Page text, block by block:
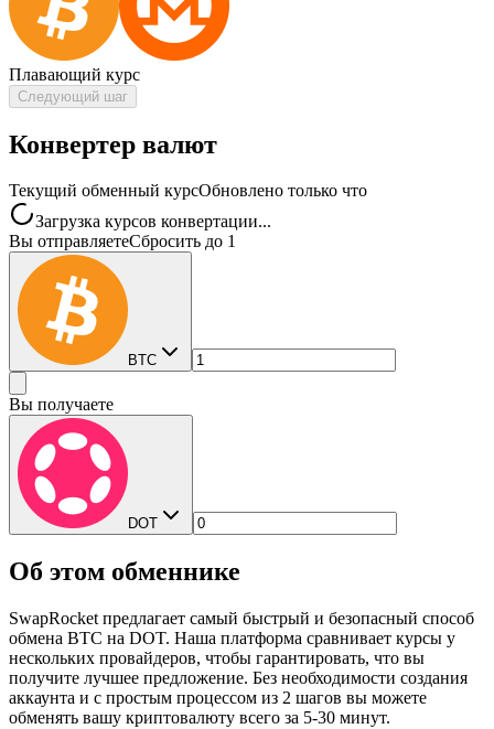
Плавающий курс
Следующий шаг
Конвертер валют
Текущий обменный курсОбновлено только что
Загрузка курсов конвертации...
Вы отправляетеСбросить до 1
BTC
Вы получаете
DOT
Об этом обменнике
SwapRocket предлагает самый быстрый и безопасный способ
обмена BTC на DOT. Наша платформа сравнивает курсы у
нескольких провайдеров, чтобы гарантировать, что вы
получите лучшее предложение. Без необходимости создания
аккаунта и с простым процессом из 2 шагов вы можете
обменять вашу криптовалюту всего за 5-30 минут.